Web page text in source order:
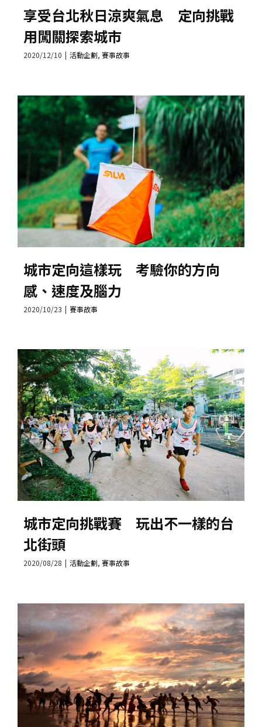
享受台北秋日涼爽氣息 定向挑戰
用闖關探索城市
2020/12/10 | 活動企劃, 賽事故事
城市定向這樣玩 考驗你的方向
感、速度及腦力
2020/10/23 | 賽事故事
城市定向挑戰賽 玩出不一樣的台
北街頭
2020/08/28 | 活動企劃, 賽事故事